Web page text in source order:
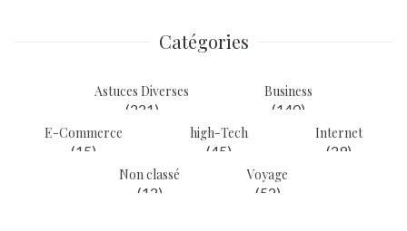
Catégories
Astuces Diverses
(221)
Business
(140)
E-Commerce
(15)
high-Tech
(45)
Internet
(29)
Non classé
(12)
Voyage
(52)